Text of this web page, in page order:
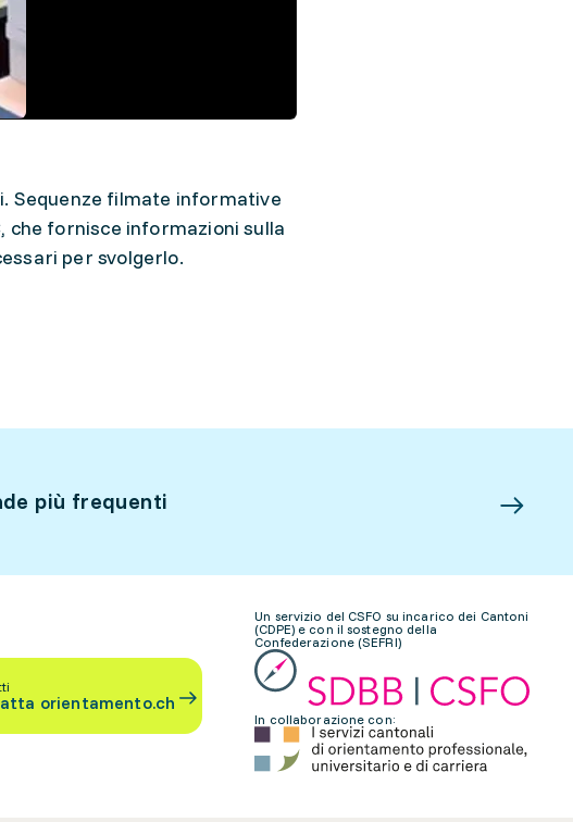
Sequenze filmate informative
che fornisce informazioni sulla
per svolgerlo.
più frequenti
orientamento.ch
Un servizio del CSFO su incarico dei Cantoni
(CDPE) e con il sostegno della
Confederazione (SEFRI)
In collaborazione con: